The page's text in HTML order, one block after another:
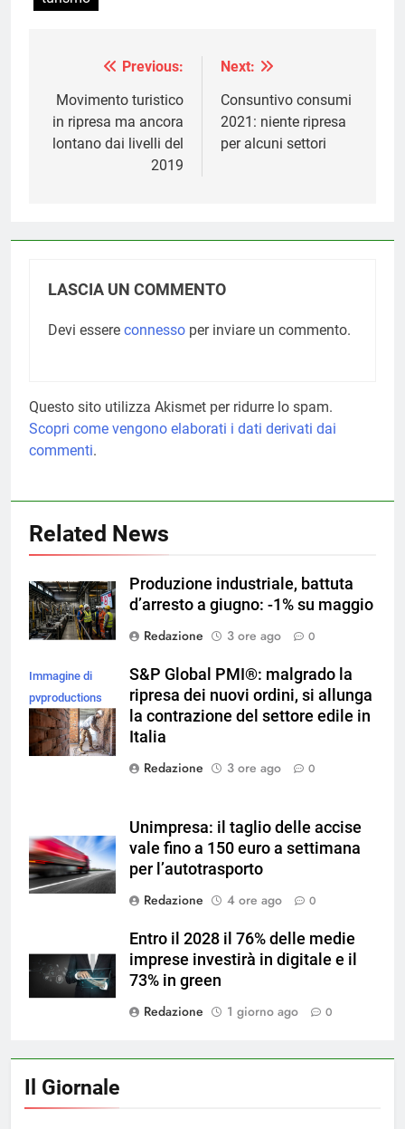
Navigazione
articoli
Previous:
Movimento turistico
in ripresa ma ancora
lontano dai livelli del
2019
Next:
Consuntivo consumi
2021: niente ripresa
per alcuni settori
LASCIA UN COMMENTO
Devi essere connesso per inviare un commento.
Questo sito utilizza Akismet per ridurre lo spam.
Scopri come vengono elaborati i dati derivati dai
commenti.
Related News
Produzione industriale, battuta
d’arresto a giugno: -1% su maggio
Redazione
3 ore ago 0
Immagine di
pvproductions
su Magnific
S&P Global PMI®: malgrado la
ripresa dei nuovi ordini, si allunga
la contrazione del settore edile in
Italia
Redazione
3 ore ago 0
Unimpresa: il taglio delle accise
vale fino a 150 euro a settimana
per l’autotrasporto
Redazione
4 ore ago 0
Entro il 2028 il 76% delle medie
imprese investirà in digitale e il
73% in green
Redazione
1 giorno ago 0
Il Giornale